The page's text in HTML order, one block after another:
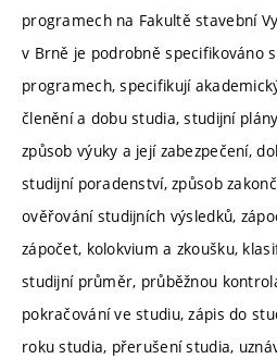
programech na Fakultě stavební
v Brně je podrobně specifikováno
programech, specifikují
členění a dobu studia, studijní
způsob výuky a její zabezpečení,
studijní poradenství, způsob
ověřování studijních výsledků,
zápočet, kolokvium a zkoušku,
studijní průměr, průběžnou
pokračování ve studiu, zápis do
roku studia, přerušení studia,